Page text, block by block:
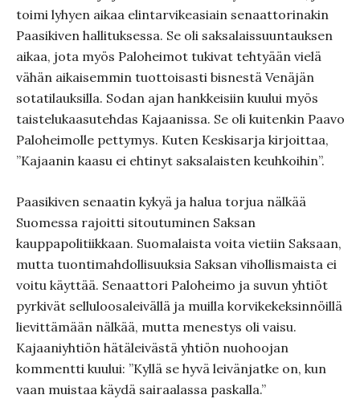
toimi lyhyen aikaa elintarvikeasiain senaattorinakin
Paasikiven hallituksessa. Se oli saksalaissuuntauksen
aikaa, jota myös Paloheimot tukivat tehtyään vielä
vähän aikaisemmin tuottoisasti bisnestä Venäjän
sotatilauksilla. Sodan ajan hankkeisiin kuului myös
taistelukaasutehdas Kajaanissa. Se oli kuitenkin Paavo
Paloheimolle pettymys. Kuten Keskisarja kirjoittaa,
”Kajaanin kaasu ei ehtinyt saksalaisten keuhkoihin”.
Paasikiven senaatin kykyä ja halua torjua nälkää
Suomessa rajoitti sitoutuminen Saksan
kauppapolitiikkaan. Suomalaista voita vietiin Saksaan,
mutta tuontimahdollisuuksia Saksan vihollismaista ei
voitu käyttää. Senaattori Paloheimo ja suvun yhtiöt
pyrkivät selluloosaleivällä ja muilla korvikekeksinnöillä
lievittämään nälkää, mutta menestys oli vaisu.
Kajaaniyhtiön hätäleivästä yhtiön nuohoojan
kommentti kuului: ”Kyllä se hyvä leivänjatke on, kun
vaan muistaa käydä sairaalassa paskalla.”